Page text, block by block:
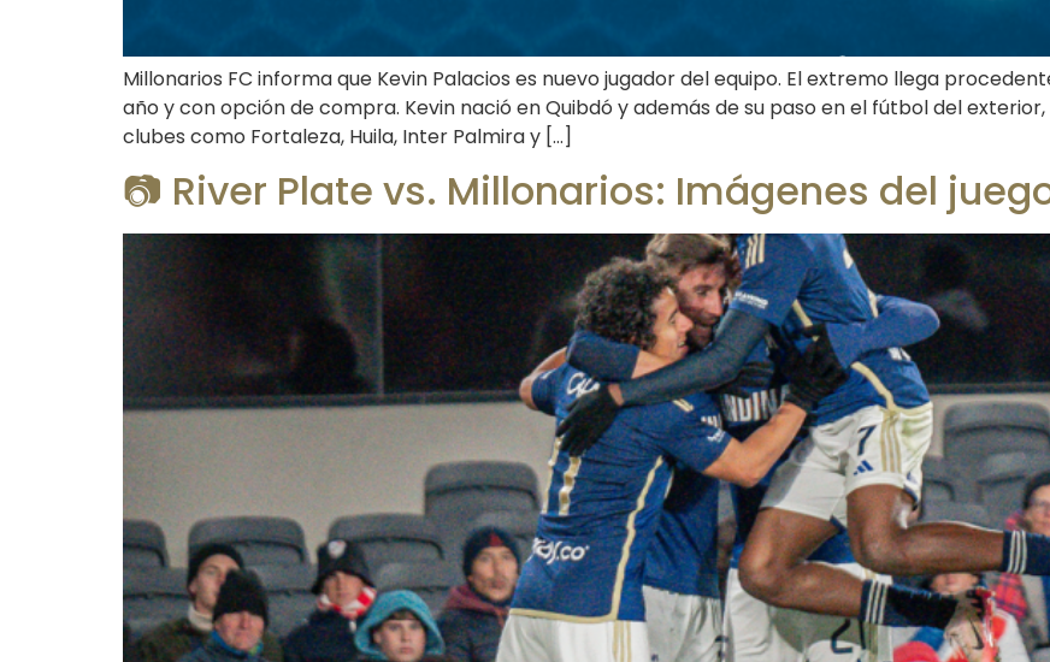
Millonarios FC informa que Kevin Palacios es nuevo jugador del equipo. El extremo llega
año y con opción de compra. Kevin nació en Quibdó y además de su paso en el fútbol del
clubes como Fortaleza, Huila, Inter Palmira y […]
📷 River Plate vs. Millonarios: Imágenes del